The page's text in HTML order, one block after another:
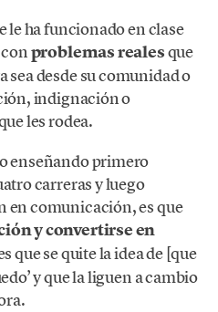
le ha funcionado en clase
problemas realesque
desde su comunidad o
indignación o
les rodea.
enseñando primero
carreras y luego
en comunicación, es que
y convertirse en
que se quite la idea de [que
y que la liguen a cambio